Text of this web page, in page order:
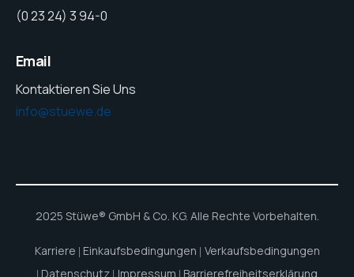
(0 23 24) 3 94-0
Email
Kontaktieren Sie Uns
info@stuewe.de
2025 Stüwe® GmbH & Co. KG. Alle Rechte Vorbehalten.
Karriere Einkaufsbedingungen Verkaufsbedingungen
Datenschutz Impressum Barrierefreiheitserklärung